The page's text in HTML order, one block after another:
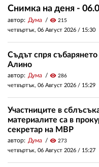
Снимка на деня -
автор: Дума visibility 215
четвъртък, 06 Август 2026 / 15:30
Съдът спря
Алино
автор: Дума visibility 286
четвъртък, 06 Август 2026 / 15:29
Участниците в
материалите са в
секретар на МВР
автор: Дума visibility 273
четвъртък, 06 Август 2026 / 15:27